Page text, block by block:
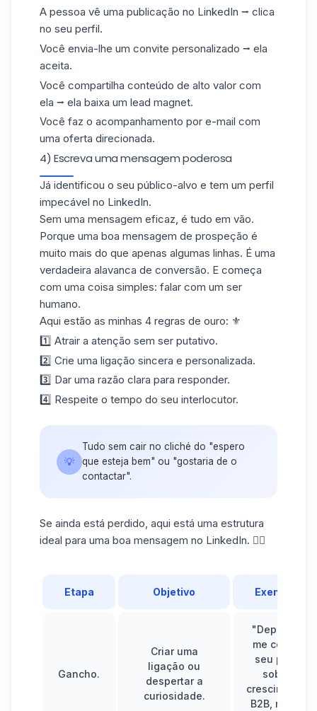
A pessoa vê uma publicação no LinkedIn ⭢ clica
no seu perfil.
Você envia-lhe um convite personalizado ⭢ ela
aceita.
Você compartilha conteúdo de alto valor com
ela ⭢ ela baixa um lead magnet.
Você faz o acompanhamento por e-mail com
uma oferta direcionada.
4) Escreva uma mensagem poderosa
Já identificou o seu público-alvo e tem um perfil
impecável no LinkedIn.
Sem uma mensagem eficaz, é tudo em vão.
Porque uma boa mensagem de prospeção é
muito mais do que apenas algumas linhas. É uma
verdadeira alavanca de conversão. E começa
com uma coisa simples: falar com um ser
humano.
Aqui estão as minhas 4 regras de ouro: ⚜️
1️⃣ Atrair a atenção sem ser putativo.
2️⃣ Crie uma ligação sincera e personalizada.
3️⃣ Dar uma razão clara para responder.
4️⃣ Respeite o tempo do seu interlocutor.
💡
Tudo sem cair no cliché do "espero
que esteja bem" ou "gostaria de o
contactar".
Se ainda está perdido, aqui está uma estrutura
ideal para uma boa mensagem no LinkedIn. 👇🏼
Etapa Objetivo Exemplo
Gancho.
Criar uma
ligação ou
despertar a
curiosidade.
"Deparei-
me com o
seu post
sobre
crescimento
B2B, muito